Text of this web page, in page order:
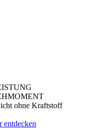
ohne Kraftstoff
entdecken